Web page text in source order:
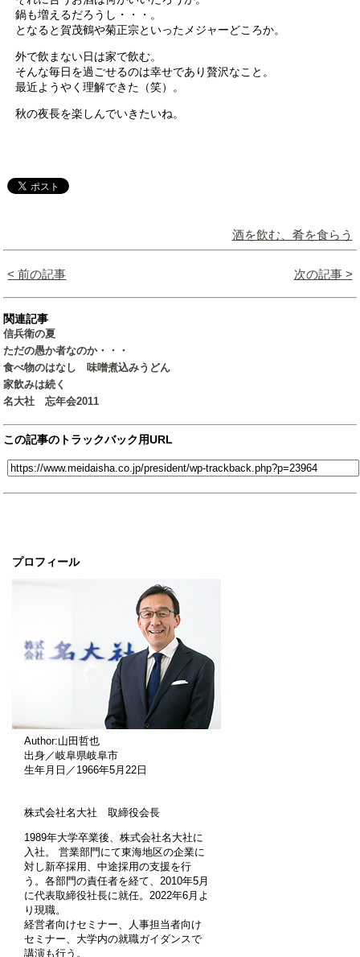
プロフィール
Author:山田哲也
出身／岐阜県岐阜市
生年月日／1966年5月22日
株式会社名大社 取締役会長
1989年大学卒業後、株式会社名大社に
入社。 営業部門にて東海地区の企業に
対し新卒採用、中途採用の支援を行
う。各部門の責任者を経て、2010年5月
に代表取締役社長に就任。2022年6月よ
り現職。
経営者向けセミナー、人事担当者向け
セミナー、大学内の就職ガイダンスで
講演も行う。
鍋も増えるだろうし・・・。
となると賀茂鶴や菊正宗といったメジャーどころか。
外で飲まない日は家で飲む。
そんな毎日を過ごせるのは幸せであり贅沢なこと。
最近ようやく理解できた（笑）。
秋の夜長を楽しんでいきたいね。
酒を飲む、肴を食らう
< 前の記事 次の記事 >
関連記事
信兵衛の夏
ただの愚か者なのか・・・
食べ物のはなし 味噌煮込みうどん
家飲みは続く
名大社 忘年会2011
この記事のトラックバック用URL